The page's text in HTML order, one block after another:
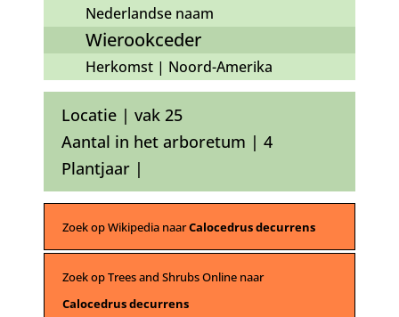
Nederlandse naam
Wierookceder
Herkomst | Noord-Amerika
Locatie | vak 25
Aantal in het arboretum | 4
Plantjaar |
Zoek op Wikipedia naarCalocedrus decurrens
Zoek op Trees and Shrubs Online naar
Calocedrus decurrens